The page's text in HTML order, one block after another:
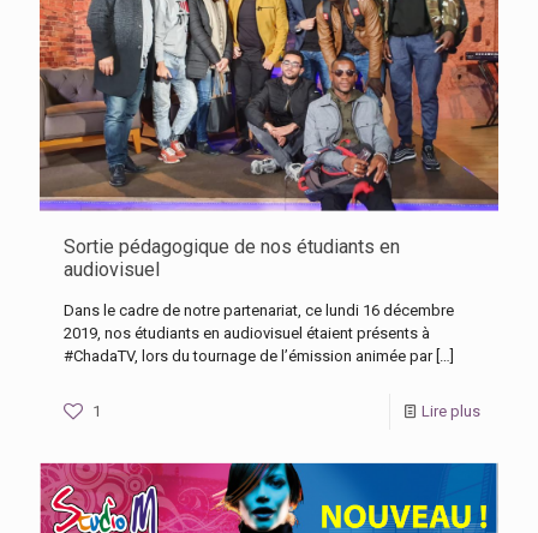
Sortie pédagogique de nos étudiants en
audiovisuel
Dans le cadre de notre partenariat, ce lundi 16 décembre
2019, nos étudiants en audiovisuel étaient présents à
#ChadaTV, lors du tournage de l’émission animée par[…]
1 Lire plus